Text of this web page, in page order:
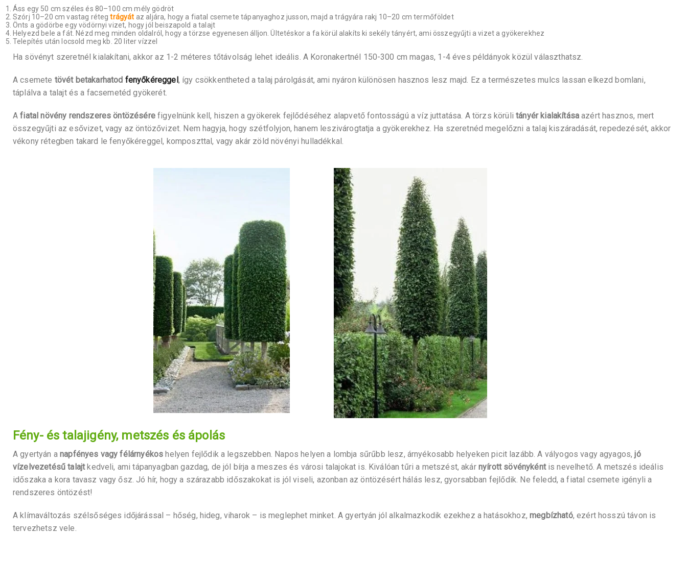
Áss egy 50 cm széles és 80–100 cm mély gödröt
Szórj 10–20 cm vastag rétegtrágyát az aljára, hogy a fiatal csemete tápanyaghoz jusson, majd a trágyára rakj 10–20 cm termőföldet
Önts a gödörbe egy vödörnyi vizet, hogy jól beiszapold a talajt
Helyezd bele a fát. Nézd meg minden oldalról, hogy a törzse egyenesen álljon. Ültetéskor a fa körül alakíts ki sekély tányért, ami összegyűjti a vizet a gyökerekhez
Telepítés után locsold meg kb. 20 liter vízzel
Ha sövényt szeretnél kialakítani, akkor az 1-2 méteres tőtávolság lehet ideális. A Koronakertnél 150-300 cm magas, 1-4 éves példányok közül választhatsz.
A csemete tövét betakarhatod fenyőkéreggel, így csökkentheted a talaj párolgását, ami nyáron különösen hasznos lesz majd. Ez a természetes mulcs lassan elkezd bomlani,
táplálva a talajt és a facsemetéd gyökerét.
Afiatal növény rendszeres öntözésérefigyelnünk kell, hiszen a gyökerek fejlődéséhez alapvető fontosságú a víz juttatása. A törzs körülitányér kialakítása azért hasznos, mert
összegyűjti az esővizet, vagy az öntözővizet. Nem hagyja, hogy szétfolyjon, hanem leszivárogtatja a gyökerekhez. Ha szeretnéd megelőzni a talaj kiszáradását, repedezését, akkor
vékony rétegben takard le fenyőkéreggel, komposzttal, vagy akár zöld növényi hulladékkal.
Fény- és talajigény, metszés és ápolás
A gyertyán anapfényes vagy félárnyékos helyen fejlődik a legszebben. Napos helyen a lombja sűrűbb lesz, árnyékosabb helyeken picit lazább. A vályogos vagy agyagos,jó
vízelvezetésű talajtkedveli, ami tápanyagban gazdag, de jól bírja a meszes és városi talajokat is. Kiválóan tűri a metszést, akár nyírott sövénykéntis nevelhető. A metszés ideális
időszaka a kora tavasz vagy ősz. Jó hír, hogy a szárazabb időszakokat is jól viseli, azonban az öntözésért hálás lesz, gyorsabban fejlődik. Ne feledd, a fiatal csemete igényli a
rendszeres öntözést!
A klímaváltozás szélsőséges időjárással – hőség, hideg, viharok – is meglephet minket. A gyertyán jól alkalmazkodik ezekhez a hatásokhoz,megbízható, ezért hosszú távon is
tervezhetsz vele.